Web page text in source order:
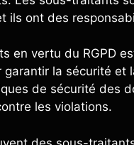
ils ont des
en vertu du RGPD
la sécurité et
de sécurité des
les violations.